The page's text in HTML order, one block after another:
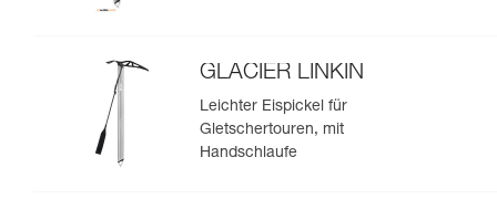
GLACIER LINKIN
Leichter Eispickel für
Gletschertouren, mit
Handschlaufe